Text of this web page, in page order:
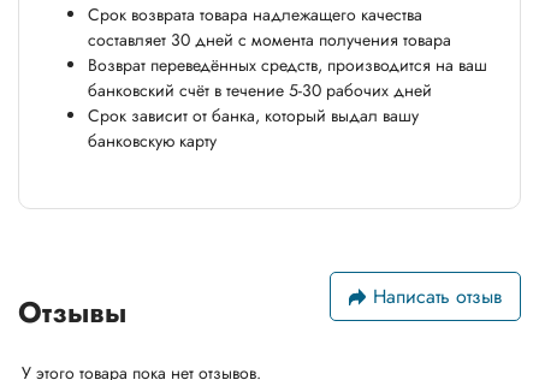
Срок возврата товара надлежащего качества
составляет 30 дней с момента получения товара
Возврат переведённых средств, производится на ваш
банковский счёт в течение 5-30 рабочих дней
Срок зависит от банка, который выдал вашу
банковскую карту
Отзывы Написать отзыв
У этого товара пока нет отзывов.